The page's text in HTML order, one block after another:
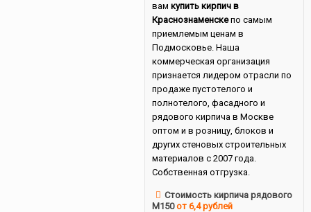
вам купить кирпич в
Краснознаменскепо самым
приемлемым ценам в
Подмосковье. Наша
коммерческая организация
признается лидером отрасли по
продаже пустотелого и
полнотелого, фасадного и
рядового кирпича в Москве
оптом и в розницу, блоков и
других стеновых строительных
материалов с 2007 года.
Собственная отгрузка.
Стоимость кирпича рядового
М150от 6,4 рублей